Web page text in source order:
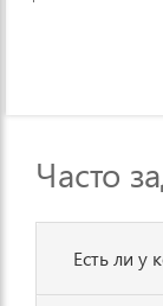
garazh/
Часто
Есть ли у